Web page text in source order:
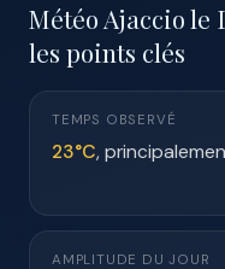
Météo Ajaccio le
les points clés
TEMPS OBSERVÉ
23°C,
AMPLITUDE DU JOUR